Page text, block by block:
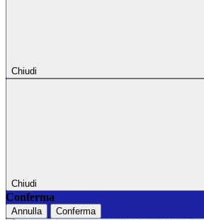
Chiudi
Chiudi
Conferma
Annulla Conferma